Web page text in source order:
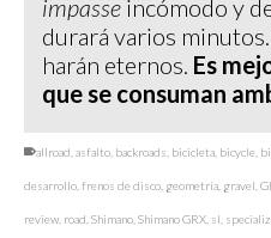
impasse incómodo y
durará varios minutos.
harán eternos. Es
que se consuman
allroad asfalto backroads bicicleta bicycle
desarrollo frenos de disco geometría gravel
review road Shimano Shimano GRX sl